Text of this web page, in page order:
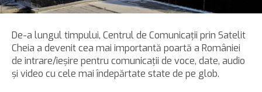
De-a lungul timpului, Centrul de Comunicaţii prin Satelit
Cheia a devenit cea mai importantă poartă a României
de intrare/ieşire pentru comunicaţii de voce, date, audio
şi video cu cele mai îndepărtate state de pe glob.